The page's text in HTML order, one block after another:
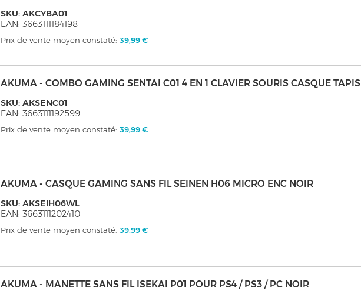
SKU: AKCYBA01
EAN: 3663111184198
Prix de vente moyen constaté:39,99 €
AKUMA - COMBO GAMING SENTAI C01 4 EN 1 CLAVIER SOURIS CASQUE TAPIS
SKU: AKSENC01
EAN: 3663111192599
Prix de vente moyen constaté:39,99 €
AKUMA - CASQUE GAMING SANS FIL SEINEN H06 MICRO ENC NOIR
SKU: AKSEIH06WL
EAN: 3663111202410
Prix de vente moyen constaté:39,99 €
AKUMA - MANETTE SANS FIL ISEKAI P01 POUR PS4 / PS3 / PC NOIR